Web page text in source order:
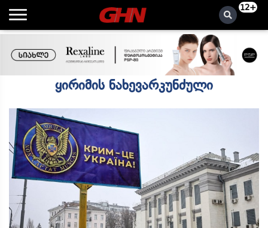
12+
ყირიმის ნახევარკუნძული